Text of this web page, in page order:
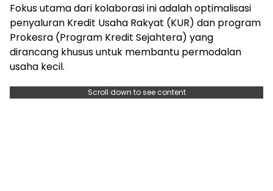
Fokus utama dari kolaborasi ini adalah optimalisasi
penyaluran Kredit Usaha Rakyat (KUR) dan program
Prokesra (Program Kredit Sejahtera) yang
dirancang khusus untuk membantu permodalan
usaha kecil.
Scroll down to see content